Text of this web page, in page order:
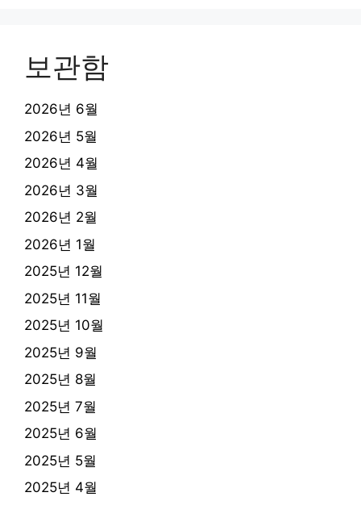
보관함
2026년 6월
2026년 5월
2026년 4월
2026년 3월
2026년 2월
2026년 1월
2025년 12월
2025년 11월
2025년 10월
2025년 9월
2025년 8월
2025년 7월
2025년 6월
2025년 5월
2025년 4월